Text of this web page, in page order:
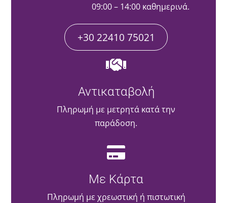
09:00 – 14:00 καθημερινά.
+30 22410 75021
Αντικαταβολή
Πληρωμή με μετρητά κατά την
παράδοση.
Με Κάρτα
Πληρωμή με χρεωστική ή πιστωτική